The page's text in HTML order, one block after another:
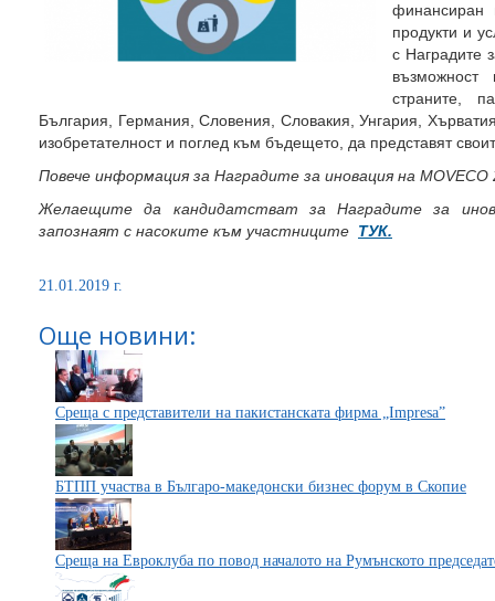
продукти и
с Наградите
страните,
България, Германия, Словения, Словакия, Унгария,
изобретателност и поглед към бъдещето, да представят
Повече информация за Наградите за иновация на
Желаещите да кандидатстват за Наградите за
запознаят с насоките към участниците ТУК.
21.01.2019 г.
Още новини:
Среща с представители на пакистанската фирма „Impresa”
БТПП участва в Българо-македонски бизнес форум в Скопие
Среща на Евроклуба по повод началото на Румънското